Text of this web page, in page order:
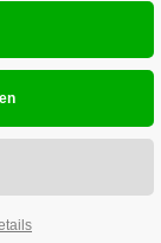
Intuitives,
verschiedene
Einstellbare
Einfaches
Offene API